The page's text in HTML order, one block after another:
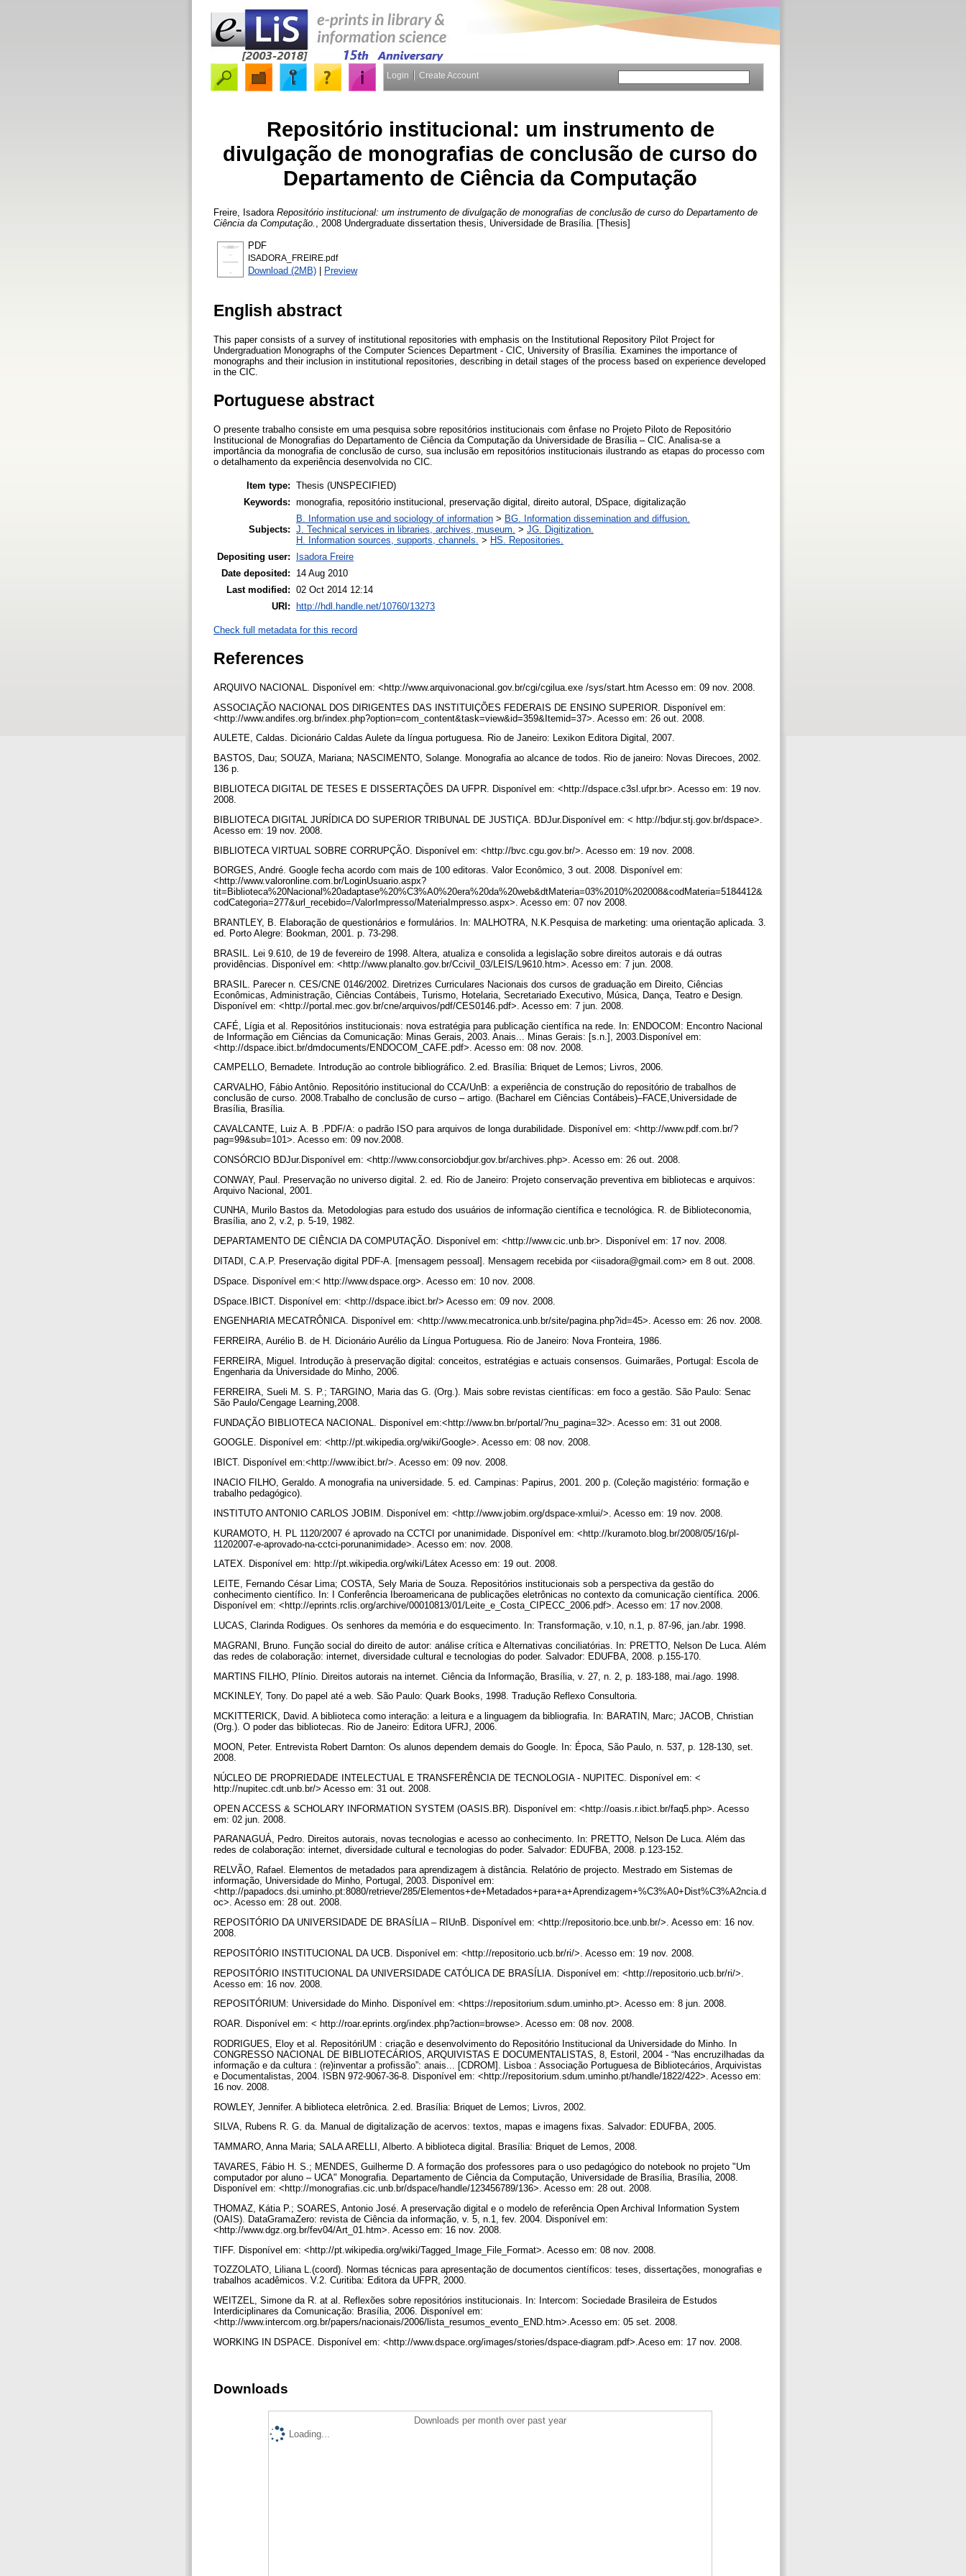
Login Create Account
Repositório institucional: um instrumento de
divulgação de monografias de conclusão de curso do
Departamento de Ciência da Computação
Freire, Isadora Repositório institucional: um instrumento de divulgação de monografias de conclusão de curso do Departamento de
Ciência da Computação.
, 2008 Undergraduate dissertation thesis, Universidade de Brasília. [Thesis]
PDF
ISADORA_FREIRE.pdf
Download (2MB) | Preview
English abstract
This paper consists of a survey of institutional repositories with emphasis on the Institutional Repository Pilot Project for
Undergraduation Monographs of the Computer Sciences Department - CIC, University of Brasília. Examines the importance of
monographs and their inclusion in institutional repositories, describing in detail stages of the process based on experience developed
in the CIC.
Portuguese abstract
O presente trabalho consiste em uma pesquisa sobre repositórios institucionais com ênfase no Projeto Piloto de Repositório
Institucional de Monografias do Departamento de Ciência da Computação da Universidade de Brasília – CIC. Analisa-se a
importância da monografia de conclusão de curso, sua inclusão em repositórios institucionais ilustrando as etapas do processo com
o detalhamento da experiência desenvolvida no CIC.
Item type: Thesis (UNSPECIFIED)
Keywords: monografia, repositório institucional, preservação digital, direito autoral, DSpace, digitalização
Subjects:
B. Information use and sociology of information > BG. Information dissemination and diffusion.
J. Technical services in libraries, archives, museum. > JG. Digitization.
H. Information sources, supports, channels. > HS. Repositories.
Depositing user:
Isadora Freire
Date deposited:
14 Aug 2010
Last modified: 02 Oct 2014 12:14
URI:
http://hdl.handle.net/10760/13273
Check full metadata for this record
References
ARQUIVO NACIONAL. Disponível em: <http://www.arquivonacional.gov.br/cgi/cgilua.exe /sys/start.htm Acesso em: 09 nov. 2008.
ASSOCIAÇÃO NACIONAL DOS DIRIGENTES DAS INSTITUIÇÕES FEDERAIS DE ENSINO SUPERIOR. Disponível em:
<http://www.andifes.org.br/index.php?option=com_content&task=view&id=359&Itemid=37>. Acesso em: 26 out. 2008.
AULETE, Caldas. Dicionário Caldas Aulete da língua portuguesa. Rio de Janeiro: Lexikon Editora Digital, 2007.
BASTOS, Dau; SOUZA, Mariana; NASCIMENTO, Solange. Monografia ao alcance de todos. Rio de janeiro: Novas Direcoes, 2002.
136 p.
BIBLIOTECA DIGITAL DE TESES E DISSERTAÇÕES DA UFPR. Disponível em: <http://dspace.c3sl.ufpr.br>. Acesso em: 19 nov.
2008.
BIBLIOTECA DIGITAL JURÍDICA DO SUPERIOR TRIBUNAL DE JUSTIÇA. BDJur.Disponível em: < http://bdjur.stj.gov.br/dspace>.
Acesso em: 19 nov. 2008.
BIBLIOTECA VIRTUAL SOBRE CORRUPÇÃO. Disponível em: <http://bvc.cgu.gov.br/>. Acesso em: 19 nov. 2008.
BORGES, André. Google fecha acordo com mais de 100 editoras. Valor Econômico, 3 out. 2008. Disponível em:
<http://www.valoronline.com.br/LoginUsuario.aspx?
tit=Biblioteca%20Nacional%20adaptase%20%C3%A0%20era%20da%20web&dtMateria=03%2010%202008&codMateria=5184412&
codCategoria=277&url_recebido=/ValorImpresso/MateriaImpresso.aspx>. Acesso em: 07 nov 2008.
BRANTLEY, B. Elaboração de questionários e formulários. In: MALHOTRA, N.K.Pesquisa de marketing: uma orientação aplicada. 3.
ed. Porto Alegre: Bookman, 2001. p. 73-298.
BRASIL. Lei 9.610, de 19 de fevereiro de 1998. Altera, atualiza e consolida a legislação sobre direitos autorais e dá outras
providências. Disponível em: <http://www.planalto.gov.br/Ccivil_03/LEIS/L9610.htm>. Acesso em: 7 jun. 2008.
BRASIL. Parecer n. CES/CNE 0146/2002. Diretrizes Curriculares Nacionais dos cursos de graduação em Direito, Ciências
Econômicas, Administração, Ciências Contábeis, Turismo, Hotelaria, Secretariado Executivo, Música, Dança, Teatro e Design.
Disponível em: <http://portal.mec.gov.br/cne/arquivos/pdf/CES0146.pdf>. Acesso em: 7 jun. 2008.
CAFÉ, Lígia et al. Repositórios institucionais: nova estratégia para publicação científica na rede. In: ENDOCOM: Encontro Nacional
de Informação em Ciências da Comunicação: Minas Gerais, 2003. Anais... Minas Gerais: [s.n.], 2003.Disponível em:
<http://dspace.ibict.br/dmdocuments/ENDOCOM_CAFE.pdf>. Acesso em: 08 nov. 2008.
CAMPELLO, Bernadete. Introdução ao controle bibliográfico. 2.ed. Brasília: Briquet de Lemos; Livros, 2006.
CARVALHO, Fábio Antônio. Repositório institucional do CCA/UnB: a experiência de construção do repositório de trabalhos de
conclusão de curso. 2008.Trabalho de conclusão de curso – artigo. (Bacharel em Ciências Contábeis)–FACE,Universidade de
Brasília, Brasília.
CAVALCANTE, Luiz A. B .PDF/A: o padrão ISO para arquivos de longa durabilidade. Disponível em: <http://www.pdf.com.br/?
pag=99&sub=101>. Acesso em: 09 nov.2008.
CONSÓRCIO BDJur.Disponível em: <http://www.consorciobdjur.gov.br/archives.php>. Acesso em: 26 out. 2008.
CONWAY, Paul. Preservação no universo digital. 2. ed. Rio de Janeiro: Projeto conservação preventiva em bibliotecas e arquivos:
Arquivo Nacional, 2001.
CUNHA, Murilo Bastos da. Metodologias para estudo dos usuários de informação científica e tecnológica. R. de Biblioteconomia,
Brasília, ano 2, v.2, p. 5-19, 1982.
DEPARTAMENTO DE CIÊNCIA DA COMPUTAÇÃO. Disponível em: <http://www.cic.unb.br>. Disponível em: 17 nov. 2008.
DITADI, C.A.P. Preservação digital PDF-A. [mensagem pessoal]. Mensagem recebida por <iisadora@gmail.com> em 8 out. 2008.
DSpace. Disponível em:< http://www.dspace.org>. Acesso em: 10 nov. 2008.
DSpace.IBICT. Disponível em: <http://dspace.ibict.br/> Acesso em: 09 nov. 2008.
ENGENHARIA MECATRÔNICA. Disponível em: <http://www.mecatronica.unb.br/site/pagina.php?id=45>. Acesso em: 26 nov. 2008.
FERREIRA, Aurélio B. de H. Dicionário Aurélio da Língua Portuguesa. Rio de Janeiro: Nova Fronteira, 1986.
FERREIRA, Miguel. Introdução à preservação digital: conceitos, estratégias e actuais consensos. Guimarães, Portugal: Escola de
Engenharia da Universidade do Minho, 2006.
FERREIRA, Sueli M. S. P.; TARGINO, Maria das G. (Org.). Mais sobre revistas científicas: em foco a gestão. São Paulo: Senac
São Paulo/Cengage Learning,2008.
FUNDAÇÃO BIBLIOTECA NACIONAL. Disponível em:<http://www.bn.br/portal/?nu_pagina=32>. Acesso em: 31 out 2008.
GOOGLE. Disponível em: <http://pt.wikipedia.org/wiki/Google>. Acesso em: 08 nov. 2008.
IBICT. Disponível em:<http://www.ibict.br/>. Acesso em: 09 nov. 2008.
INACIO FILHO, Geraldo. A monografia na universidade. 5. ed. Campinas: Papirus, 2001. 200 p. (Coleção magistério: formação e
trabalho pedagógico).
INSTITUTO ANTONIO CARLOS JOBIM. Disponível em: <http://www.jobim.org/dspace-xmlui/>. Acesso em: 19 nov. 2008.
KURAMOTO, H. PL 1120/2007 é aprovado na CCTCI por unanimidade. Disponível em: <http://kuramoto.blog.br/2008/05/16/pl-
11202007-e-aprovado-na-cctci-porunanimidade>. Acesso em: nov. 2008.
LATEX. Disponível em: http://pt.wikipedia.org/wiki/Látex Acesso em: 19 out. 2008.
LEITE, Fernando César Lima; COSTA, Sely Maria de Souza. Repositórios institucionais sob a perspectiva da gestão do
conhecimento científico. In: I Conferência Iberoamericana de publicações eletrônicas no contexto da comunicação científica. 2006.
Disponível em: <http://eprints.rclis.org/archive/00010813/01/Leite_e_Costa_CIPECC_2006.pdf>. Acesso em: 17 nov.2008.
LUCAS, Clarinda Rodigues. Os senhores da memória e do esquecimento. In: Transformação, v.10, n.1, p. 87-96, jan./abr. 1998.
MAGRANI, Bruno. Função social do direito de autor: análise crítica e Alternativas conciliatórias. In: PRETTO, Nelson De Luca. Além
das redes de colaboração: internet, diversidade cultural e tecnologias do poder. Salvador: EDUFBA, 2008. p.155-170.
MARTINS FILHO, Plínio. Direitos autorais na internet. Ciência da Informação, Brasília, v. 27, n. 2, p. 183-188, mai./ago. 1998.
MCKINLEY, Tony. Do papel até a web. São Paulo: Quark Books, 1998. Tradução Reflexo Consultoria.
MCKITTERICK, David. A biblioteca como interação: a leitura e a linguagem da bibliografia. In: BARATIN, Marc; JACOB, Christian
(Org.). O poder das bibliotecas. Rio de Janeiro: Editora UFRJ, 2006.
MOON, Peter. Entrevista Robert Darnton: Os alunos dependem demais do Google. In: Época, São Paulo, n. 537, p. 128-130, set.
2008.
NÚCLEO DE PROPRIEDADE INTELECTUAL E TRANSFERÊNCIA DE TECNOLOGIA - NUPITEC. Disponível em: <
http://nupitec.cdt.unb.br/> Acesso em: 31 out. 2008.
OPEN ACCESS & SCHOLARY INFORMATION SYSTEM (OASIS.BR). Disponível em: <http://oasis.r.ibict.br/faq5.php>. Acesso
em: 02 jun. 2008.
PARANAGUÁ, Pedro. Direitos autorais, novas tecnologias e acesso ao conhecimento. In: PRETTO, Nelson De Luca. Além das
redes de colaboração: internet, diversidade cultural e tecnologias do poder. Salvador: EDUFBA, 2008. p.123-152.
RELVÃO, Rafael. Elementos de metadados para aprendizagem à distância. Relatório de projecto. Mestrado em Sistemas de
informação, Universidade do Minho, Portugal, 2003. Disponível em:
<http://papadocs.dsi.uminho.pt:8080/retrieve/285/Elementos+de+Metadados+para+a+Aprendizagem+%C3%A0+Dist%C3%A2ncia.d
oc>. Acesso em: 28 out. 2008.
REPOSITÓRIO DA UNIVERSIDADE DE BRASÍLIA – RIUnB. Disponível em: <http://repositorio.bce.unb.br/>. Acesso em: 16 nov.
2008.
REPOSITÓRIO INSTITUCIONAL DA UCB. Disponível em: <http://repositorio.ucb.br/ri/>. Acesso em: 19 nov. 2008.
REPOSITÓRIO INSTITUCIONAL DA UNIVERSIDADE CATÓLICA DE BRASÍLIA. Disponível em: <http://repositorio.ucb.br/ri/>.
Acesso em: 16 nov. 2008.
REPOSITÓRIUM: Universidade do Minho. Disponível em: <https://repositorium.sdum.uminho.pt>. Acesso em: 8 jun. 2008.
ROAR. Disponível em: < http://roar.eprints.org/index.php?action=browse>. Acesso em: 08 nov. 2008.
RODRIGUES, Eloy et al. RepositóriUM : criação e desenvolvimento do Repositório Institucional da Universidade do Minho. In
CONGRESSO NACIONAL DE BIBLIOTECÁRIOS, ARQUIVISTAS E DOCUMENTALISTAS, 8, Estoril, 2004 - “Nas encruzilhadas da
informação e da cultura : (re)inventar a profissão”: anais... [CDROM]. Lisboa : Associação Portuguesa de Bibliotecários, Arquivistas
e Documentalistas, 2004. ISBN 972-9067-36-8. Disponível em: <http://repositorium.sdum.uminho.pt/handle/1822/422>. Acesso em:
16 nov. 2008.
ROWLEY, Jennifer. A biblioteca eletrônica. 2.ed. Brasília: Briquet de Lemos; Livros, 2002.
SILVA, Rubens R. G. da. Manual de digitalização de acervos: textos, mapas e imagens fixas. Salvador: EDUFBA, 2005.
TAMMARO, Anna Maria; SALA ARELLI, Alberto. A biblioteca digital. Brasília: Briquet de Lemos, 2008.
TAVARES, Fábio H. S.; MENDES, Guilherme D. A formação dos professores para o uso pedagógico do notebook no projeto "Um
computador por aluno – UCA" Monografia. Departamento de Ciência da Computação, Universidade de Brasília, Brasília, 2008.
Disponível em: <http://monografias.cic.unb.br/dspace/handle/123456789/136>. Acesso em: 28 out. 2008.
THOMAZ, Kátia P.; SOARES, Antonio José. A preservação digital e o modelo de referência Open Archival Information System
(OAIS). DataGramaZero: revista de Ciência da informação, v. 5, n.1, fev. 2004. Disponível em:
<http://www.dgz.org.br/fev04/Art_01.htm>. Acesso em: 16 nov. 2008.
TIFF. Disponível em: <http://pt.wikipedia.org/wiki/Tagged_Image_File_Format>. Acesso em: 08 nov. 2008.
TOZZOLATO, Liliana L.(coord). Normas técnicas para apresentação de documentos científicos: teses, dissertações, monografias e
trabalhos acadêmicos. V.2. Curitiba: Editora da UFPR, 2000.
WEITZEL, Simone da R. at al. Reflexões sobre repositórios institucionais. In: Intercom: Sociedade Brasileira de Estudos
Interdiciplinares da Comunicação: Brasília, 2006. Disponível em:
<http://www.intercom.org.br/papers/nacionais/2006/lista_resumos_evento_END.htm>.Acesso em: 05 set. 2008.
WORKING IN DSPACE. Disponível em: <http://www.dspace.org/images/stories/dspace-diagram.pdf>.Aceso em: 17 nov. 2008.
Downloads
Downloads per month over past year
Loading...